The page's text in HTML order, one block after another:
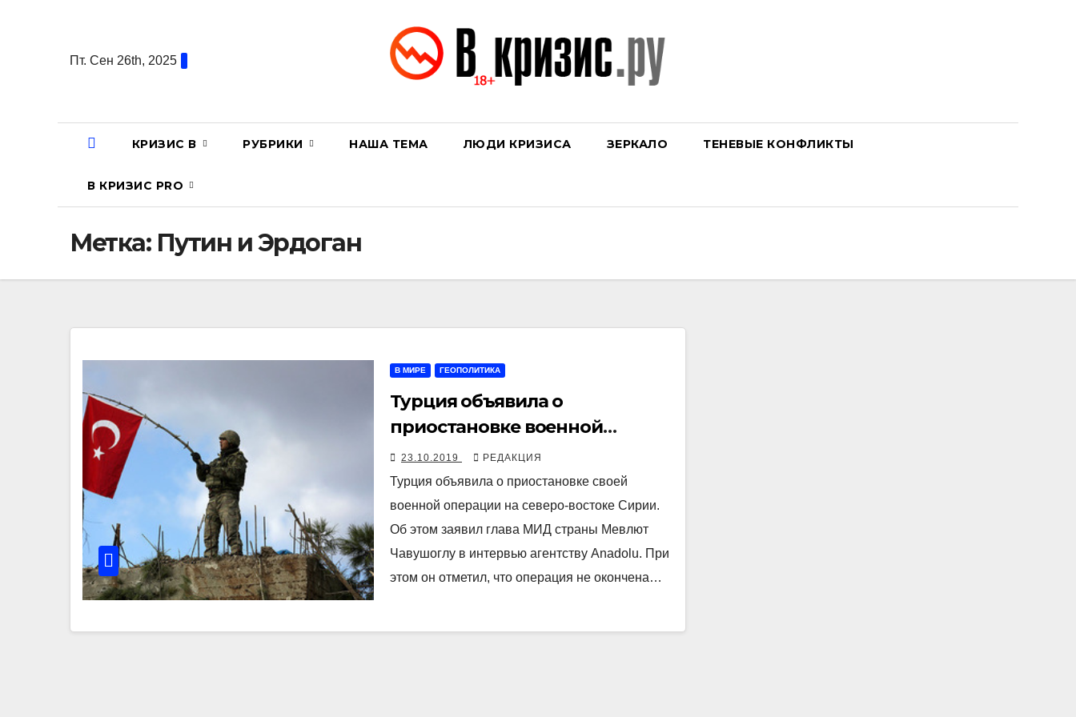
содержаниюПт. Сен 26th, 2025
КРИЗИС В РУБРИКИ НАША ТЕМА ЛЮДИ КРИЗИСА ЗЕРКАЛО ТЕНЕВЫЕ КОНФЛИКТЫ
В КРИЗИС PRO
Метка: Путин и Эрдоган
В МИРЕ ГЕОПОЛИТИКА
Турция объявила о
приостановке военной
операции в Сирии
23.10.2019 РЕДАКЦИЯ
Турция объявила о приостановке своей
военной операции на северо-востоке Сирии.
Об этом заявил глава МИД страны Мевлют
Чавушоглу в интервью агентству Anadolu. При
этом он отметил, что операция не окончена…